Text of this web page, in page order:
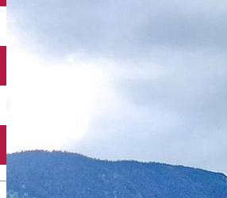
English